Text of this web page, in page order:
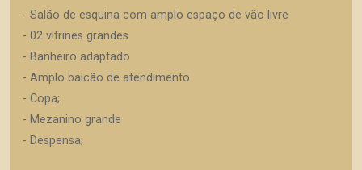
- Salão de esquina com amplo espaço de vão livre
- 02 vitrines grandes
- Banheiro adaptado
- Amplo balcão de atendimento
- Copa;
- Mezanino grande
- Despensa;